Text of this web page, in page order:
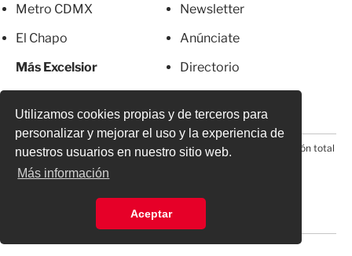
Utilizamos cookies propias y de terceros para
personalizar y mejorar el uso y la experiencia de
nuestros usuarios en nuestro sitio web.
Más información
Aceptar
Metro CDMX
El Chapo
Más Excelsior
Newsletter
Anúnciate
Directorio
© 2026 Todos los derechos reservados. Prohibida la reproducción total
o parcial, incluyendo cualquier medio electrónico*